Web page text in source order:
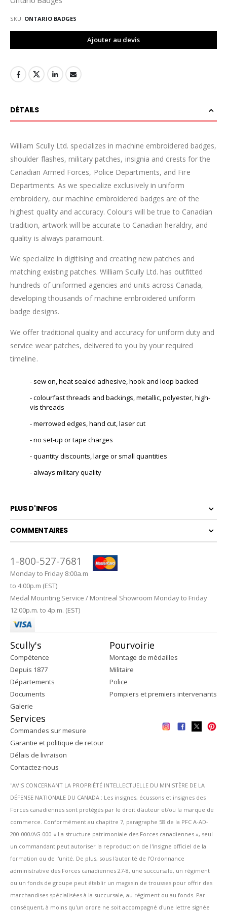
SKU ONTARIO BADGES
Ajouter au devis
DÉTAILS
William Scully Ltd. specializes in machine embroidered badges,
shoulder flashes, military patches, insignia and crests for the
Canadian Armed Forces, Police Departments, and Fire
Departments. As we specialize exclusively in uniform
embroidery, our machine embroidered badges are of the
highest quality and accuracy. Colours will be true to Canadian
tradition, artwork will be accurate to Canadian heraldry, and
quality is always paramount.
We specialize in digitising and creating new patches and
matching existing patches. William Scully Ltd. has outfitted
hundreds of uniformed agencies and units across Canada,
developing thousands of machine embroidered uniform
badge designs.
We offer traditional quality and accuracy for uniform duty and
service wear patches, delivered to you by your required
timeline.
- sew on, heat sealed adhesive, hook and loop backed
- colourfast threads and backings, metallic, polyester, high-
vis threads
- merrowed edges, hand cut, laser cut
- no set-up or tape charges
- quantity discounts, large or small quantities
- always military quality
PLUS D'INFOS
COMMENTAIRES
1-800-527-7681
Monday to Friday 8:00a.m
to 4:00p.m (EST)
Medal Mounting Service / Montreal Showroom Monday to Friday
12:00p.m. to 4p.m. (EST)
Scully's
Compétence
Depuis 1877
Départements
Documents
Galerie
Pourvoirie
Montage de médailles
Militaire
Police
Pompiers et premiers intervenants
Services
Commandes sur mesure
Garantie et politique de retour
Délais de livraison
Contactez-nous
''AVIS CONCERNANT LA PROPRIÉTÉ INTELLECTUELLE DU MINISTÈRE DE LA
DÉFENSE NATIONALE DU CANADA : Les insignes, écussons et insignes des
Forces canadiennes sont protégés par le droit d'auteur et/ou la marque de
commerce. Conformément au chapitre 7, paragraphe 58 de la PFC A-AD-
200-000/AG-000 « La structure patrimoniale des Forces canadiennes », seul
un commandant peut autoriser la reproduction de l'insigne officiel de la
formation ou de l'unité. De plus, sous l'autorité de l'Ordonnance
administrative des Forces canadiennes 27-8, une succursale, un régiment
ou un fonds de groupe peut établir un magasin de trousses pour offrir des
marchandises spécialisées à la succursale, au régiment ou au fonds. Par
conséquent, à moins qu'un ordre ne soit accompagné d'une lettre signée